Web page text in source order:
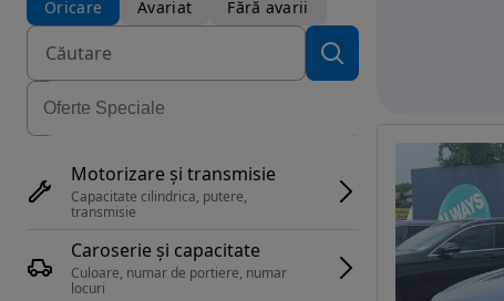
Oricare
Avariat Fără avarii
Motorizare și transmisie
Capacitate cilindrica, putere,
transmisie
Caroserie și capacitate
Culoare, numar de portiere, numar
locuri